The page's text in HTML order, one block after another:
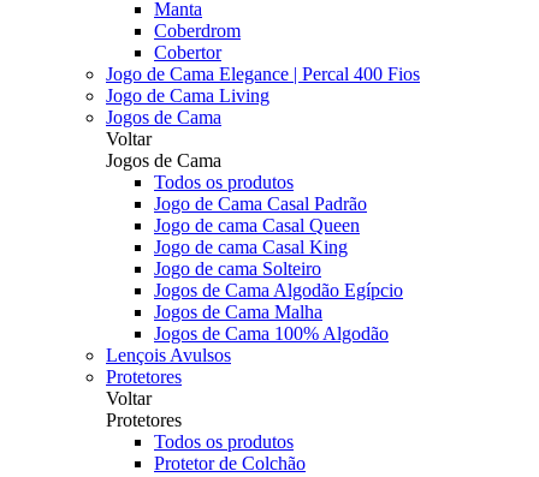
Manta
Coberdrom
Cobertor
Jogo de Cama Elegance | Percal 400 Fios
Jogo de Cama Living
Jogos de Cama
Voltar
Jogos de Cama
Todos os produtos
Jogo de Cama Casal Padrão
Jogo de cama Casal Queen
Jogo de cama Casal King
Jogo de cama Solteiro
Jogos de Cama Algodão Egípcio
Jogos de Cama Malha
Jogos de Cama 100% Algodão
Lençois Avulsos
Protetores
Voltar
Protetores
Todos os produtos
Protetor de Colchão